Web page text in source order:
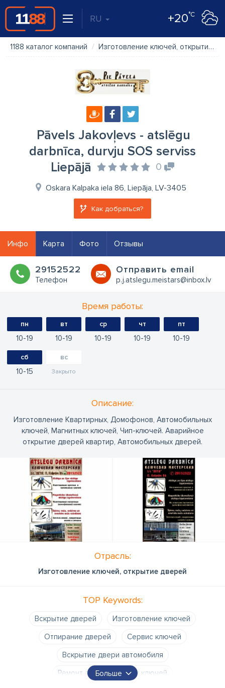
RU +20°C
1188 каталог компаний Изготовление ключей, открытие дверей
Pāvels Jakovļevs - atslēgu
darbnīca, durvju SOS serviss
Liepājā
0
Oskara Kalpaka iela 86, Liepāja, LV-3405
Как добраться?
Инфо Карта Фото Отзывы
29152522
Телефон
Oтправить email
p.j.atslegu.meistars@inbox.lv
Время работы:
пн
10 19
вт
10 19
ср
10 19
чт
10 19
пт
10 19
сб
10 15
вс
Закрыто
Oписание:
Изготовление Квартирных, Домофонов, Автомобильных
ключей, Магнитных ключей, Чип-ключей. Аварийное
открытие дверей квартир, Автомобильных дверей.
Отрасль:
Изготовление ключей, открытие дверей
TOP Keywords:
Вскрытие дверей
Изготовление ключей
Отпирание дверей
Сервис ключей
Вскрытие двери автомобиля
Ремонт автомобильных ключей
Больше